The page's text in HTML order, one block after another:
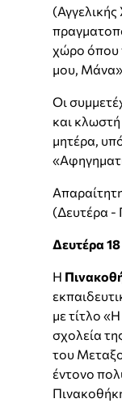
χώρο όπου
μου, Μάνα».
Οι
και
μητέρα,
(Δευτέρα -
Δευτέρα
Η
με τίτλο
σχολεία
του
έντονο